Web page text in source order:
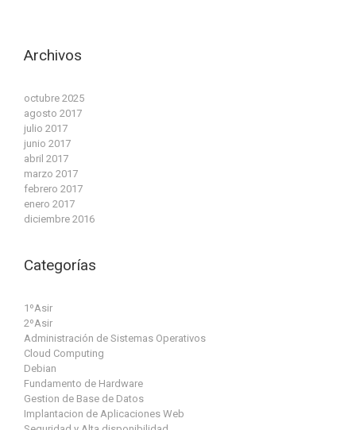
Archivos
octubre 2025
agosto 2017
julio 2017
junio 2017
abril 2017
marzo 2017
febrero 2017
enero 2017
diciembre 2016
Categorías
1ºAsir
2ºAsir
Administración de Sistemas Operativos
Cloud Computing
Debian
Fundamento de Hardware
Gestion de Base de Datos
Implantacion de Aplicaciones Web